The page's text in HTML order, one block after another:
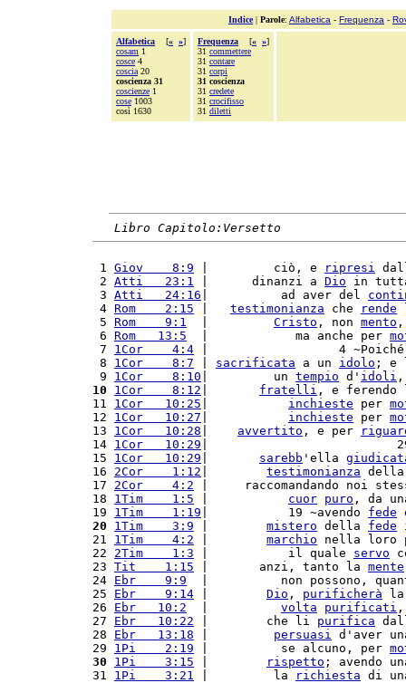
Indice| Parole: Alfabetica - Frequenza -
Alfabetica [« »]
cosam 1
cosce 4
coscia 20
coscienza 31
coscienze 1
cose 1003
così 1630
Frequenza [« »]
31 commettere
31 contare
31 corpi
31 coscienza
31 credete
31 crocifisso
31 diletti
Libro Capitolo:Versetto
1 Giov    8:9 |         ciò, e ripresi
2 Atti   23:1 |      dinanzi a Dio in
3 Atti   24:16 |          ad aver del
4 Rom    2:15 testimonianza che rende
5 Rom    9:1 Cristo , non mento
6 Rom   13:5
  |            ma anche per
7 1Cor    4:4 |                  4 ~Poiché
8 1Cor    8:7 sacrificata a un idolo ; e
9 1Cor    8:10 |         un tempio d' idoli
10
1Cor    8:12 fratelli , e
11 1Cor   10:25 inchieste per
12 1Cor   10:27 inchieste per
13 1Cor   10:28 avvertito , e per
14 1Cor   10:29 |
15 1Cor   10:29 sarebb 'ella
16 2Cor    1:12 testimonianza
17 2Cor    4:2 |     raccomandando noi
18 1Tim    1:5 cuor puro , da
19 1Tim    1:19 |           19 ~avendo fede
20
1Tim    3:9 mistero della fede
21 1Tim    4:2 marchio nella loro
22 2Tim    1:3 |           il quale servo
23 Tit    1:15 |       anzi, tanto la mente
24 Ebr    9:9
|          non possono,
25 Ebr    9:14 Dio , purificherà
26 Ebr   10:2 volta purificati
27 Ebr   10:22 |        che li purifica
28 Ebr   13:18 persuasi d'aver
29 1Pi    2:19 |          se alcuno, per
30
1Pi    3:15 rispetto ; avendo
31 1Pi    3:21 |         la richiesta di